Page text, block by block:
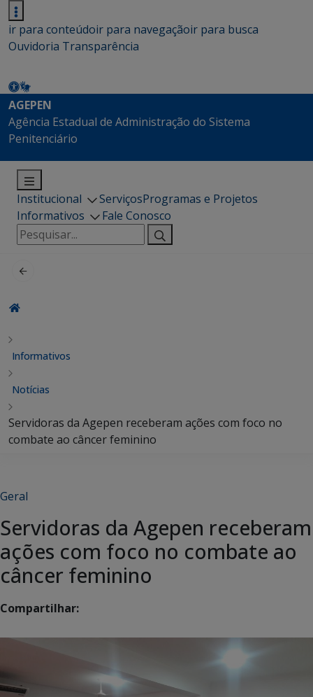
ir para conteúdoir para navegaçãoir para busca
Ouvidoria Transparência
AGEPEN
Agência Estadual de Administração do Sistema
Penitenciário
Institucional ServiçosProgramas e Projetos
Informativos
Fale Conosco
Pesquisar
por:
Informativos
Notícias
Servidoras da Agepen receberam ações com foco no
combate ao câncer feminino
Geral
Servidoras da Agepen receberam
ações com foco no combate ao
câncer feminino
Compartilhar: